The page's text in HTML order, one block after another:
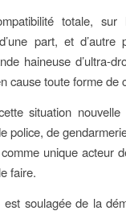
totale,
part, et
haineuse d’ultra-
cause toute forme
situation
police, de
unique acteur
faire.
soulagée de la